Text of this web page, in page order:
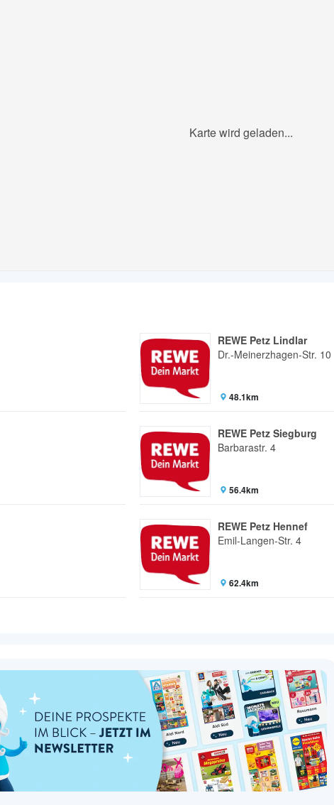
Karte wird geladen...
REWE Petz Lindlar
Dr.-Meinerzhagen-Str. 10
48.1km
REWE Petz Siegburg
Barbarastr. 4
56.4km
REWE Petz Hennef
Emil-Langen-Str. 4
62.4km